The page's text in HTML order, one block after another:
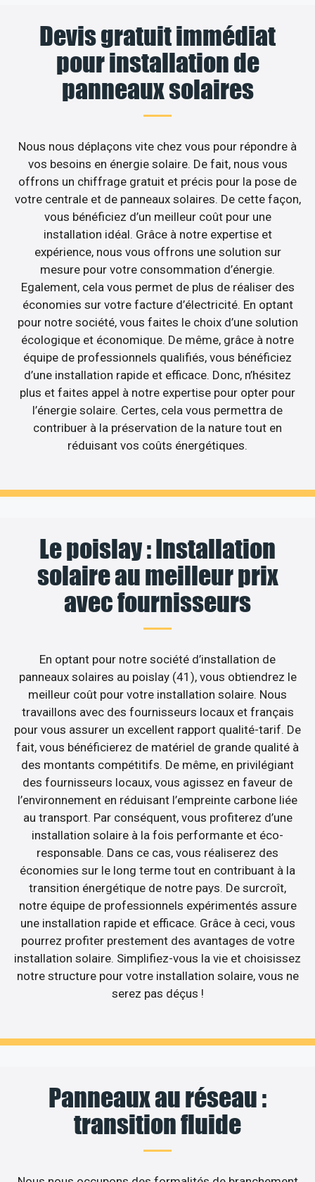
Devis gratuit immédiat
pour installation de
panneaux solaires
Nous nous déplaçons vite chez vous pour répondre à
vos besoins en énergie solaire. De fait, nous vous
offrons un chiffrage gratuit et précis pour la pose de
votre centrale et de panneaux solaires. De cette façon,
vous bénéficiez d’un meilleur coût pour une
installation idéal. Grâce à notre expertise et
expérience, nous vous offrons une solution sur
mesure pour votre consommation d’énergie.
Egalement, cela vous permet de plus de réaliser des
économies sur votre facture d’électricité. En optant
pour notre société, vous faites le choix d’une solution
écologique et économique. De même, grâce à notre
équipe de professionnels qualifiés, vous bénéficiez
d’une installation rapide et efficace. Donc, n’hésitez
plus et faites appel à notre expertise pour opter pour
l’énergie solaire. Certes, cela vous permettra de
contribuer à la préservation de la nature tout en
réduisant vos coûts énergétiques.
Le poislay : Installation
solaire au meilleur prix
avec fournisseurs
En optant pour notre société d’installation de
panneaux solaires au poislay (41), vous obtiendrez le
meilleur coût pour votre installation solaire. Nous
travaillons avec des fournisseurs locaux et français
pour vous assurer un excellent rapport qualité-tarif. De
fait, vous bénéficierez de matériel de grande qualité à
des montants compétitifs. De même, en privilégiant
des fournisseurs locaux, vous agissez en faveur de
l’environnement en réduisant l’empreinte carbone liée
au transport. Par conséquent, vous profiterez d’une
installation solaire à la fois performante et éco-
responsable. Dans ce cas, vous réaliserez des
économies sur le long terme tout en contribuant à la
transition énergétique de notre pays. De surcroît,
notre équipe de professionnels expérimentés assure
une installation rapide et efficace. Grâce à ceci, vous
pourrez profiter prestement des avantages de votre
installation solaire. Simplifiez-vous la vie et choisissez
notre structure pour votre installation solaire, vous ne
serez pas déçus !
Panneaux au réseau :
transition fluide